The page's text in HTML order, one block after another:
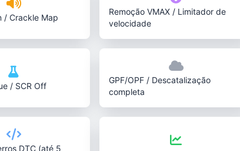
/ Crackle Map
Remoção VMAX / Limitador de
velocidade
/ SCR Off
GPF/OPF / Descatalização
completa
DTC (até 5